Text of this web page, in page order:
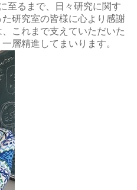
至るまで、日々研究に関す
研究室の皆様に心より感謝
これまで支えていただいた
層精進してまいります。